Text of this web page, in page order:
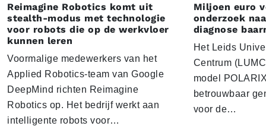
Reimagine Robotics komt uit
stealth-modus met technologie
voor robots die op de werkvloer
kunnen leren
Voormalige medewerkers van het
Applied Robotics-team van Google
DeepMind richten Reimagine
Robotics op. Het bedrijf werkt aan
intelligente robots voor…
Miljoen euro
onderzoek
diagnose
Het Leids
Centrum
model
betrouwbaar
voor de…